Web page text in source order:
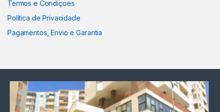
Termos e Condiçoes
Política de Privacidade
Pagamentos, Envio e Garantia